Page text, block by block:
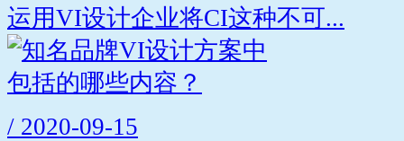
运用VI设计企业将CI这种不可...
/ 2020-09-15